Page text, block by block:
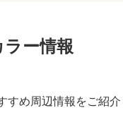
ー情報
すめ周辺情報をご紹